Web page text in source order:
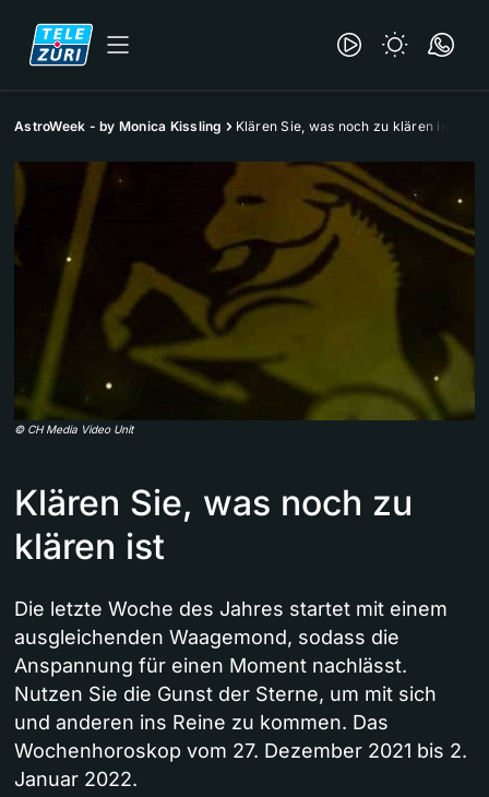
AstroWeek - by Monica Kissling Klären Sie, was noch zu klären ist
© CH Media Video Unit
Klären Sie, was noch zu
klären ist
Die letzte Woche des Jahres startet mit einem
ausgleichenden Waagemond, sodass die
Anspannung für einen Moment nachlässt.
Nutzen Sie die Gunst der Sterne, um mit sich
und anderen ins Reine zu kommen. Das
Wochenhoroskop vom 27. Dezember 2021 bis 2.
Januar 2022.